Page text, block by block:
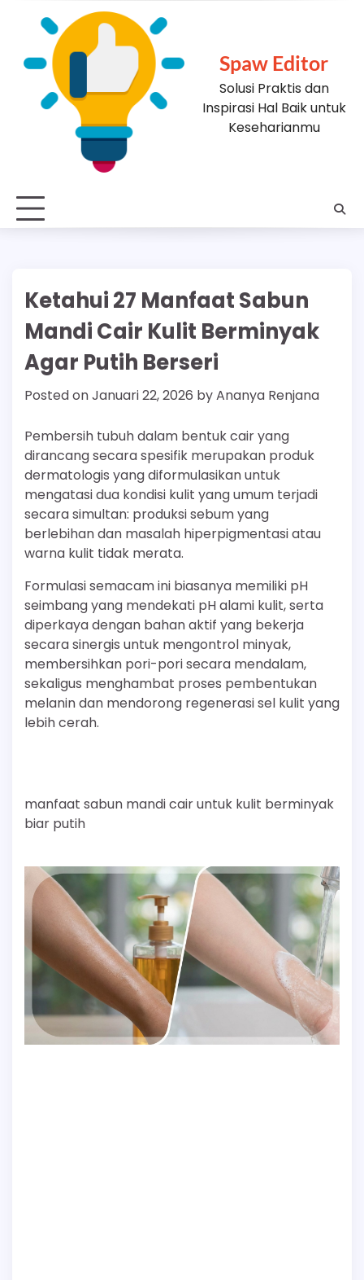
Spaw Editor
Solusi Praktis dan
Inspirasi Hal Baik untuk
Keseharianmu
Ketahui 27 Manfaat Sabun
Mandi Cair Kulit Berminyak
Agar Putih Berseri
Posted onJanuari 22, 2026 byAnanya Renjana
Pembersih tubuh dalam bentuk cair yang
dirancang secara spesifik merupakan produk
dermatologis yang diformulasikan untuk
mengatasi dua kondisi kulit yang umum terjadi
secara simultan: produksi sebum yang
berlebihan dan masalah hiperpigmentasi atau
warna kulit tidak merata.
Formulasi semacam ini biasanya memiliki pH
seimbang yang mendekati pH alami kulit, serta
diperkaya dengan bahan aktif yang bekerja
secara sinergis untuk mengontrol minyak,
membersihkan pori-pori secara mendalam,
sekaligus menghambat proses pembentukan
melanin dan mendorong regenerasi sel kulit yang
lebih cerah.
manfaat sabun mandi cair untuk kulit berminyak
biar putih